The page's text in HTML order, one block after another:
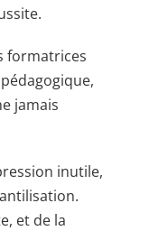
formatrices
jamais
inutile,
et de la